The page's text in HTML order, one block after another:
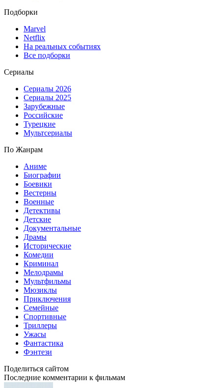
Подборки
Marvel
Netflix
На реальных событиях
Все подборки
Сериалы
Сериалы 2026
Сериалы 2025
Зарубежные
Российские
Турецкие
Мультсериалы
По Жанрам
Аниме
Биографии
Боевики
Вестерны
Военные
Детективы
Детские
Документальные
Драмы
Исторические
Комедии
Криминал
Мелодрамы
Мультфильмы
Мюзиклы
Приключения
Семейные
Спортивные
Триллеры
Ужасы
Фантастика
Фэнтези
Поделиться сайтом
Последние комментарии к фильмам